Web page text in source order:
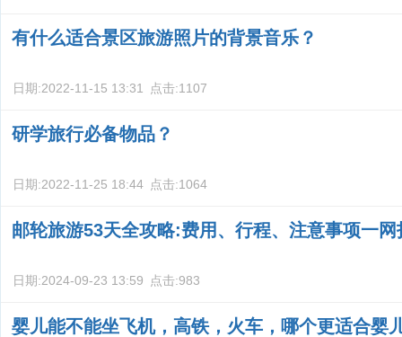
有什么适合景区旅游照片的背景音乐？
日期:2022-11-15 13:31 点击:1107
研学旅行必备物品？
日期:2022-11-25 18:44 点击:1064
邮轮旅游53天全攻略:费用、行程、注意事项一网
日期:2024-09-23 13:59 点击:983
婴儿能不能坐飞机，高铁，火车，哪个更适合婴